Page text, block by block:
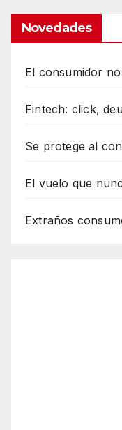
Novedades
El consumidor
Fintech: click,
Se protege al
El vuelo que
Extraños